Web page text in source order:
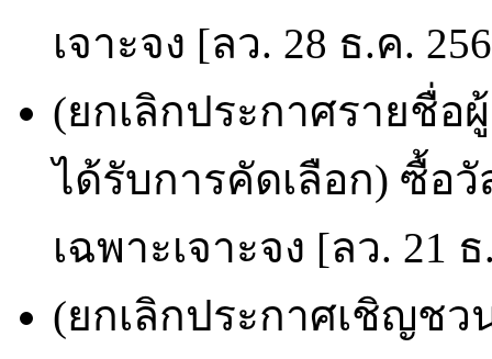
เจาะจง [ลว. 28 ธ.ค.
(ยกเลิกประกาศรายชื่อ
ได้รับการคัดเลือก) ซื้อ
เฉพาะเจาะจง [ลว. 21
(ยกเลิกประกาศเชิญชว